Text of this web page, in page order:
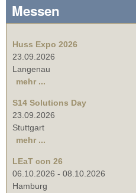
Messen
Huss Expo 2026
23.09.2026
Langenau
mehr ...
S14 Solutions Day
23.09.2026
Stuttgart
mehr ...
LEaT con 26
06.10.2026 - 08.10.2026
Hamburg